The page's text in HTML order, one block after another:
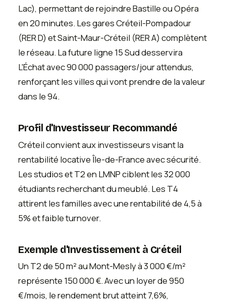
Lac), permettant de rejoindre Bastille ou Opéra
en 20 minutes. Les gares Créteil-Pompadour
(RER D) et Saint-Maur-Créteil (RER A) complètent
le réseau. La future ligne 15 Sud desservira
L'Échat avec 90 000 passagers/jour attendus,
renforçant les villes qui vont prendre de la valeur
dans le 94.
Profil d'Investisseur Recommandé
Créteil convient aux investisseurs visant la
rentabilité locative Île-de-France avec sécurité.
Les studios et T2 en LMNP ciblent les 32 000
étudiants recherchant du meublé. Les T4
attirent les familles avec une rentabilité de 4,5 à
5% et faible turnover.
Exemple d'Investissement à Créteil
Un T2 de 50 m² au Mont-Mesly à 3 000 €/m²
représente 150 000 €. Avec un loyer de 950
€/mois, le rendement brut atteint 7,6%,